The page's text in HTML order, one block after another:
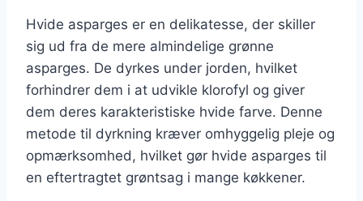
Hvide asparges er en delikatesse, der skiller
sig ud fra de mere almindelige grønne
asparges. De dyrkes under jorden, hvilket
forhindrer dem i at udvikle klorofyl og giver
dem deres karakteristiske hvide farve. Denne
metode til dyrkning kræver omhyggelig pleje og
opmærksomhed, hvilket gør hvide asparges til
en eftertragtet grøntsag i mange køkkener.